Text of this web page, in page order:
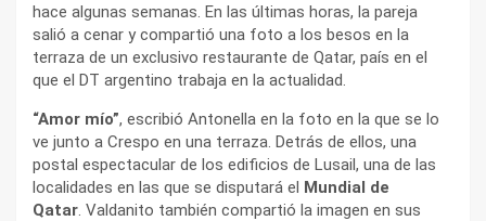
hace algunas semanas. En las últimas horas, la pareja
salió a cenar y compartió una foto a los besos en la
terraza de un exclusivo restaurante de Qatar, país en el
que el DT argentino trabaja en la actualidad.
“Amor mío”, escribió Antonella en la foto en la que se lo
ve junto a Crespo en una terraza. Detrás de ellos, una
postal espectacular de los edificios de Lusail, una de las
localidades en las que se disputará el Mundial de
Qatar. Valdanito también compartió la imagen en sus